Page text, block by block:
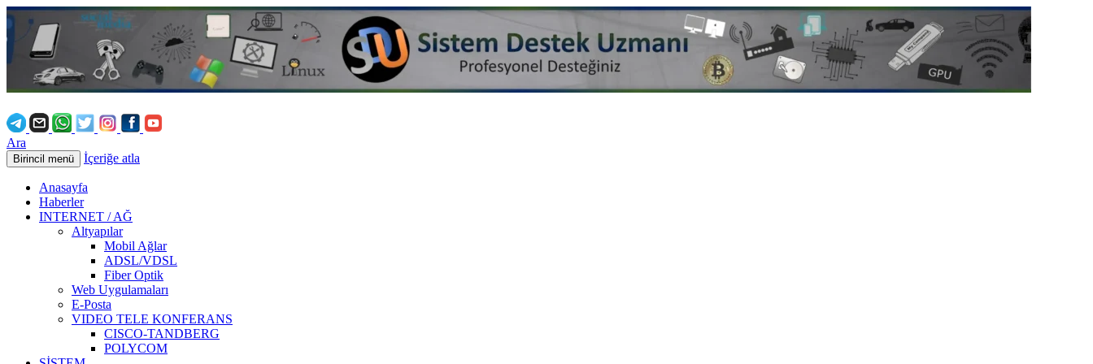
Ara
Birincil menü İçeriğe atla
Anasayfa
Haberler
INTERNET / AĞ
Altyapılar
Mobil Ağlar
ADSL/VDSL
Fiber Optik
Web Uygulamaları
E-Posta
VIDEO TELE KONFERANS
CISCO-TANDBERG
POLYCOM